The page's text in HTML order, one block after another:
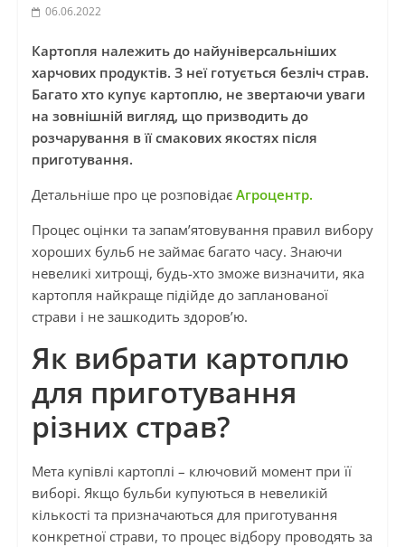
06.06.2022
Картопля належить до найуніверсальніших
харчових продуктів. З неї готується безліч страв.
Багато хто купує картоплю, не звертаючи уваги
на зовнішній вигляд, що призводить до
розчарування в її смакових якостях після
приготування.
Детальніше про це розповідаєАгроцентр.
Процес оцінки та запам’ятовування правил вибору
хороших бульб не займає багато часу. Знаючи
невеликі хитрощі, будь-хто зможе визначити, яка
картопля найкраще підійде до запланованої
страви і не зашкодить здоров’ю.
Як вибрати картоплю
для приготування
різних страв?
Мета купівлі картоплі – ключовий момент при її
виборі. Якщо бульби купуються в невеликій
кількості та призначаються для приготування
конкретної страви, то процес відбору проводять за